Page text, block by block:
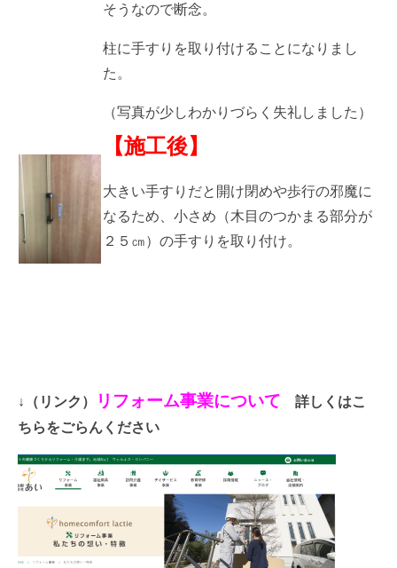
そうなので断念。
柱に手すりを取り付けることになりまし
た。
（写真が少しわかりづらく失礼しました）
【施工後】
大きい手すりだと開け閉めや歩行の邪魔に
なるため、小さめ（木目のつかまる部分が
２５㎝）の手すりを取り付け。
↓（リンク） リフォーム事業について 詳しくはこ
ちらをごらんください